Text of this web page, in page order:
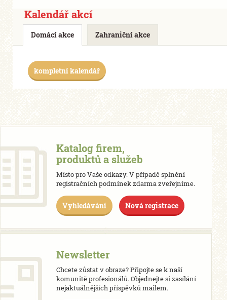
Kalendář akcí
Domácí akce Zahraniční akce
kompletní kalendář
Katalog firem,
produktů a služeb
Místo pro Vaše odkazy. V případě splnění
registračních podmínek zdarma zveřejníme.
Vyhledávání Nová registrace
Newsletter
Chcete zůstat v obraze? Připojte se k naší
komunitě profesionálů. Objednejte si zasílání
nejaktuálnějších příspěvků mailem.